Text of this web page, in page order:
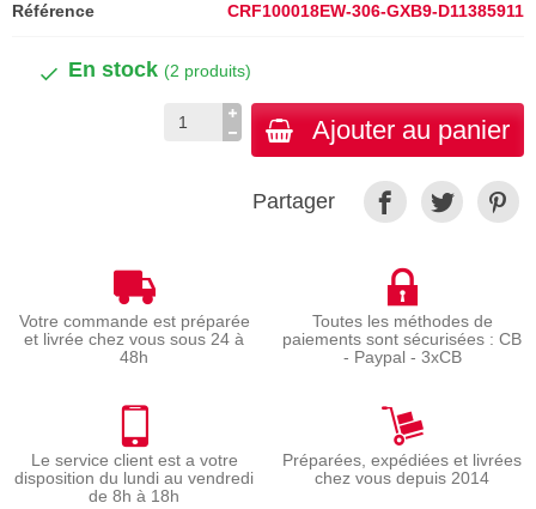
Référence CRF100018EW-306-GXB9-D11385911
En stock (2 produits)
Ajouter au panier
Partager
Votre commande est préparée
et livrée chez vous sous 24 à
48h
Toutes les méthodes de
paiements sont sécurisées : CB
- Paypal - 3xCB
Le service client est a votre
disposition du lundi au vendredi
de 8h à 18h
Préparées, expédiées et livrées
chez vous depuis 2014